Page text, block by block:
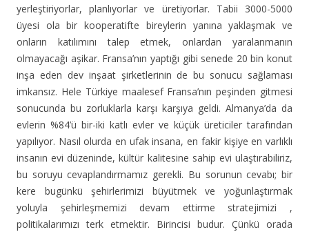
yerleştiriyorlar, planlıyorlar ve üretiyorlar. Tabii 3000-5000
üyesi ola bir kooperatifte bireylerin yanına yaklaşmak ve
onların katılımını talep etmek, onlardan yaralanmanın
olmayacağı aşikar. Fransa’nın yaptığı gibi senede 20 bin konut
inşa eden dev inşaat şirketlerinin de bu sonucu sağlaması
imkansız. Hele Türkiye maalesef Fransa’nın peşinden gitmesi
sonucunda bu zorluklarla karşı karşıya geldi. Almanya’da da
evlerin %84’ü bir-iki katlı evler ve küçük üreticiler tarafından
yapılıyor. Nasıl olurda en ufak insana, en fakir kişiye en varlıklı
insanın evi düzeninde, kültür kalitesine sahip evi ulaştırabiliriz,
bu soruyu cevaplandırmamız gerekli. Bu sorunun cevabı; bir
kere bugünkü şehirlerimizi büyütmek ve yoğunlaştırmak
yoluyla şehirleşmemizi devam ettirme stratejimizi ,
politikalarımızı terk etmektir. Birincisi budur. Çünkü orada